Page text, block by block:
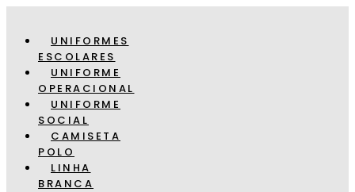
conteúdo
UNIFORMES
ESCOLARES
UNIFORME
OPERACIONAL
UNIFORME
SOCIAL
CAMISETA
POLO
LINHA
BRANCA